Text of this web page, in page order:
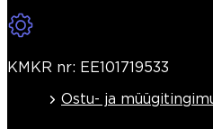
KMKR nr: EE101719533
Ostu- ja